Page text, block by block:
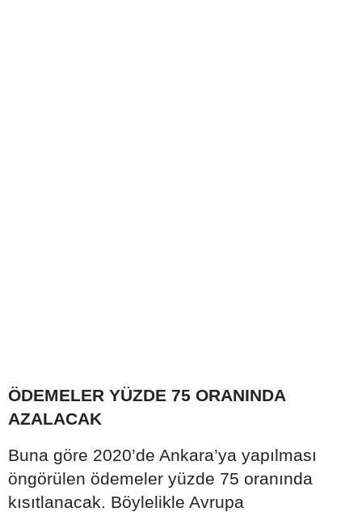
ÖDEMELER YÜZDE 75 ORANINDA
AZALACAK
Buna göre 2020’de Ankara’ya yapılması
öngörülen ödemeler yüzde 75 oranında
kısıtlanacak. Böylelikle Avrupa